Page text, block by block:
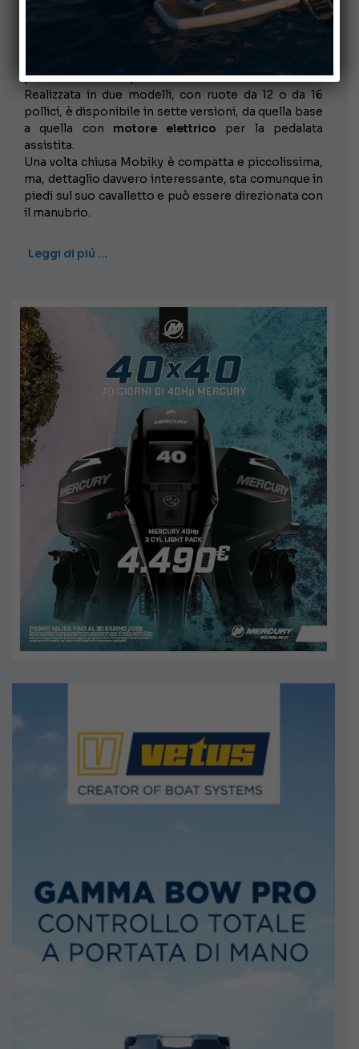
la biciclettaideale da tenere
a bordo nella vostra imbarcazione: comoda, leggera,
costruita in alluminio anticorrosione e pronta in
pochi secondi e in pochi movimenti.
Realizzata in due modelli, con ruote da 12 o da 16
pollici, è disponibile in sette versioni, da quella base
a quella con motore elettrico per la pedalata
assistita.
Una volta chiusa Mobiky è compatta e piccolissima,
ma, dettaglio davvero interessante, sta comunque in
piedi sul suo cavalletto e può essere direzionata con
il manubrio.
Leggi di piú …